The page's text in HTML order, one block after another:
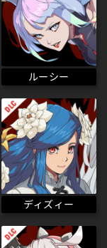
ルーシー
ディズィー